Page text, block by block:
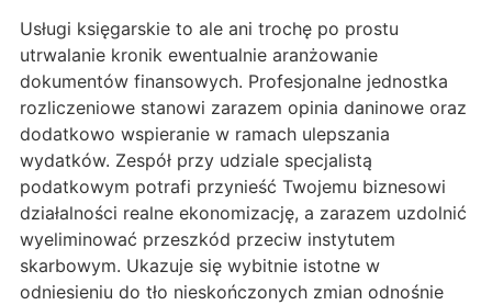
Usługi księgarskie to ale ani trochę po prostu
utrwalanie kronik ewentualnie aranżowanie
dokumentów finansowych. Profesjonalne jednostka
rozliczeniowe stanowi zarazem opinia daninowe oraz
dodatkowo wspieranie w ramach ulepszania
wydatków. Zespół przy udziale specjalistą
podatkowym potrafi przynieść Twojemu biznesowi
działalności realne ekonomizację, a zarazem uzdolnić
wyeliminować przeszkód przeciw instytutem
skarbowym. Ukazuje się wybitnie istotne w
odniesieniu do tło nieskończonych zmian odnośnie